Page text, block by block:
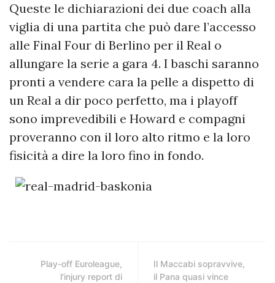
Queste le dichiarazioni dei due coach alla
viglia di una partita che può dare l’accesso
alle Final Four di Berlino per il Real o
allungare la serie a gara 4. I baschi saranno
pronti a vendere cara la pelle a dispetto di
un Real a dir poco perfetto, ma i playoff
sono imprevedibili e Howard e compagni
proveranno con il loro alto ritmo e la loro
fisicità a dire la loro fino in fondo.
Play-off Euroleague,
l'injury report di
Il Maccabi sopravvive,
il Pana quasi vince